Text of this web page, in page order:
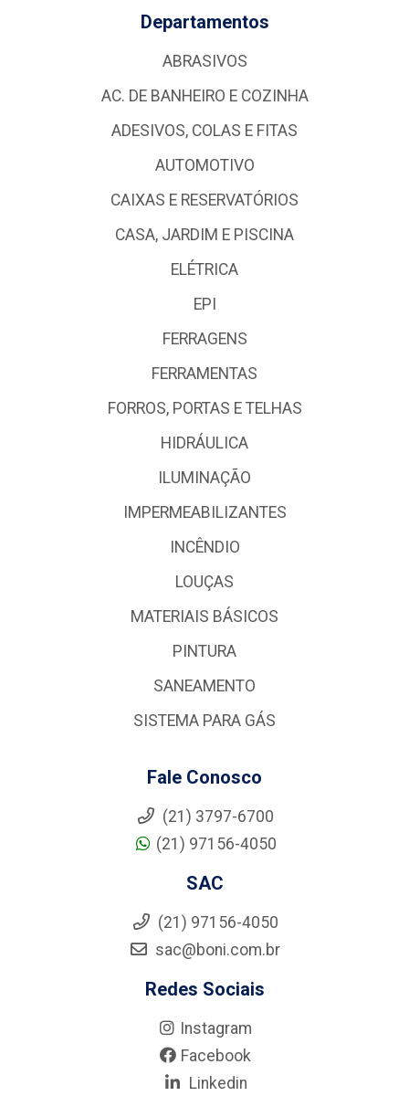
Departamentos
ABRASIVOS
AC. DE BANHEIRO E COZINHA
ADESIVOS, COLAS E FITAS
AUTOMOTIVO
CAIXAS E RESERVATÓRIOS
CASA, JARDIM E PISCINA
ELÉTRICA
EPI
FERRAGENS
FERRAMENTAS
FORROS, PORTAS E TELHAS
HIDRÁULICA
ILUMINAÇÃO
IMPERMEABILIZANTES
INCÊNDIO
LOUÇAS
MATERIAIS BÁSICOS
PINTURA
SANEAMENTO
SISTEMA PARA GÁS
Fale Conosco
(21) 3797-6700
(21) 97156-4050
SAC
(21) 97156-4050
sac@boni.com.br
Redes Sociais
Instagram
Facebook
Linkedin